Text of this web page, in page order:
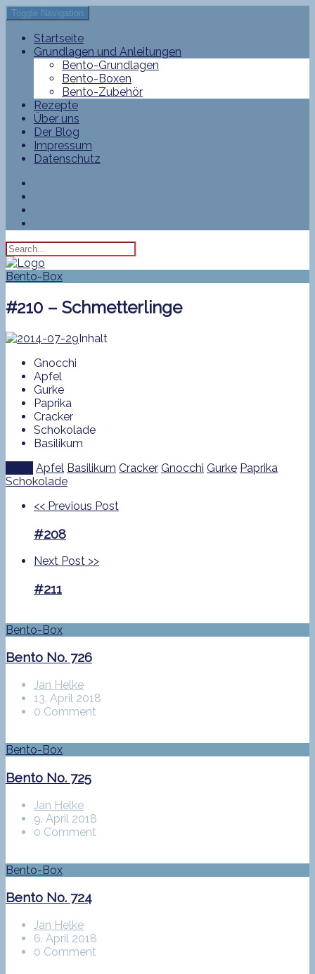
Toggle Navigation
Startseite
Grundlagen und Anleitungen
Bento-Grundlagen
Bento-Boxen
Bento-Zubehör
Rezepte
Über uns
Der Blog
Impressum
Datenschutz
Bento-Box
#210 – Schmetterlinge
Inhalt
Gnocchi
Apfel
Gurke
Paprika
Cracker
Schokolade
Basilikum
Apfel Basilikum Cracker Gnocchi Gurke Paprika
Schokolade
<< Previous Post
#208
Next Post >>
#211
Bento-Box
Bento No. 726
Jan Helke
13. April 2018
0 Comment
Bento-Box
Bento No. 725
Jan Helke
9. April 2018
0 Comment
Bento-Box
Bento No. 724
Jan Helke
6. April 2018
0 Comment